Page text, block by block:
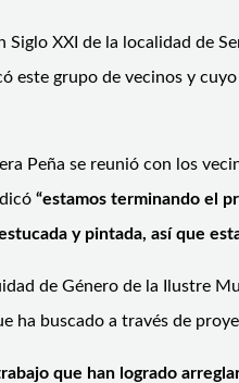
Siglo XXI de la localidad
este grupo de vecinos y
Peña se reunió con los
“estamos terminando el
y pintada, así que
de Género de la Ilustre
ha buscado a través de
que han logrado